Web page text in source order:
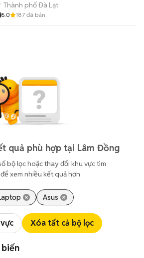
Thành phố Đà Lạt
5.0 187 đã bán
quả phù hợp tại Lâm Đồng
bộ lọc hoặc thay đổi khu vực tìm
xem nhiều kết quả hơn
Asus
Xóa tất cả bộ lọc